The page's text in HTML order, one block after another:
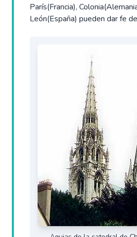
París(Francia),
León(España) pueden dar fe